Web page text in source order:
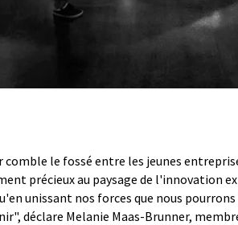
le fossé entre les jeunes
précieux au paysage de l'innovation
unissant nos forces que nous
déclare Melanie Maas-Brunner,